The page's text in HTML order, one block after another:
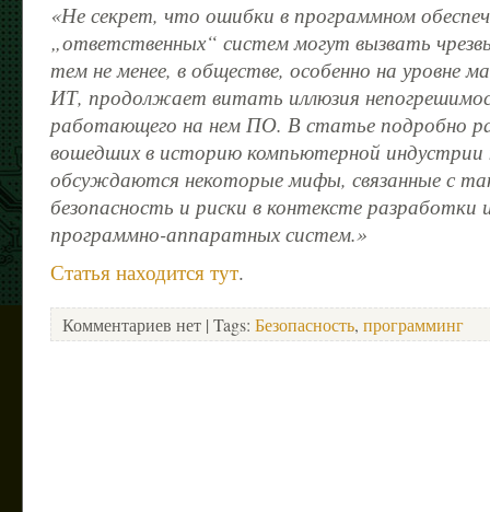
«Не секрет, что ошибки в программном
„ответственных“ систем могут вызвать
тем не менее, в обществе, особенно на уровне
ИТ, продолжает витать иллюзия
работающего на нем ПО. В статье подробно
вошедших в историю компьютерной
обсуждаются некоторые мифы, связанные с
безопасность и риски в контексте разработки
программно-аппаратных систем.»
Статья находится тут.
Комментариев нет | Tags: Безопасность, программинг